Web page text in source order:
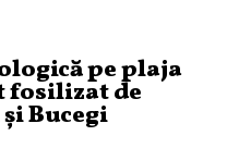
pe plaja
fosilizat de
Bucegi